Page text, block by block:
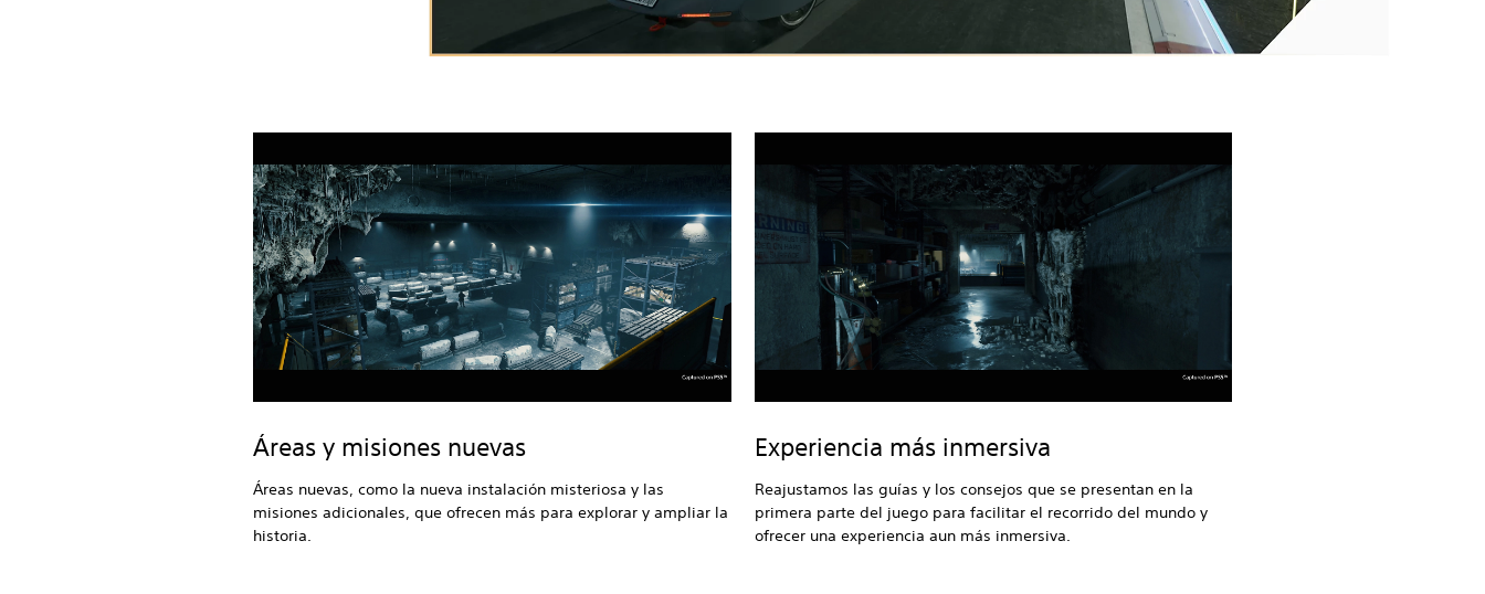
Áreas y misiones nuevas
Áreas nuevas, como la nueva instalación misteriosa y las
misiones adicionales, que ofrecen más para explorar y ampliar la
historia.
Experiencia más inmersiva
Reajustamos las guías y los consejos que se presentan en la
primera parte del juego para facilitar el recorrido del mundo y
ofrecer una experiencia aun más inmersiva.